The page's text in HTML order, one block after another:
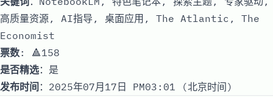
高质量资源, AI指导, 桌面应用, The Atlantic, The
Economist
票数: 🔺158
是否精选：是
发布时间 ：2025年07月17日 PM03:01 (北京时间)